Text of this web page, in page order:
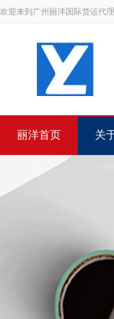
欢迎来到广州丽洋国际货运代
丽洋首页 关